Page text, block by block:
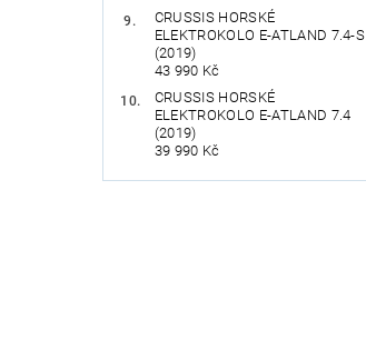
CRUSSIS HORSKÉ
ELEKTROKOLO E-ATLAND 7.4-S
(2019)
43 990 Kč
CRUSSIS HORSKÉ
ELEKTROKOLO E-ATLAND 7.4
(2019)
39 990 Kč